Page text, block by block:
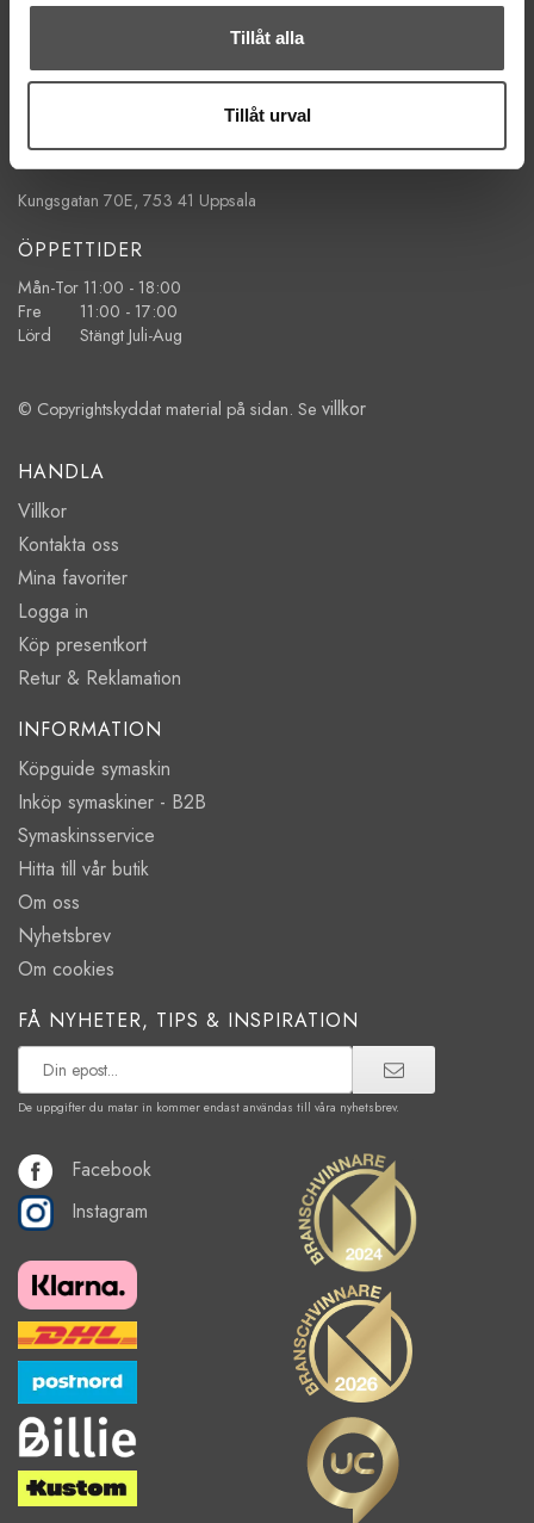
Tillåt alla
Tillåt urval
KONTAKTA OSS
Mailsvar inom 24 timmar
BESÖK OSS
Kungsgatan 70E, 753 41 Uppsala
ÖPPETTIDER
Mån-Tor 11:00 - 18:00
Fre 11:00 - 17:00
Lörd Stängt Juli-Aug
© Copyrightskyddat material på sidan. Se villkor
HANDLA
Villkor
Kontakta oss
Mina favoriter
Logga in
Köp presentkort
Retur & Reklamation
INFORMATION
Köpguide symaskin
Inköp symaskiner - B2B
Symaskinsservice
Hitta till vår butik
Om oss
Nyhetsbrev
Om cookies
FÅ NYHETER, TIPS & INSPIRATION
De uppgifter du matar in kommer endast användas till våra nyhetsbrev.
Facebook
Instagram